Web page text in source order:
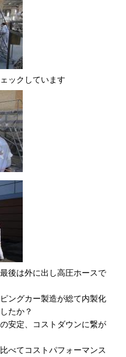
ックしています
後は外に出し高圧ホースで
ングカー製造が総て内製化
たか？
安定、コストダウンに繋が
べてコストパフォーマンス